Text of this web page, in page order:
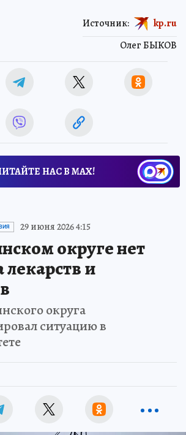
Олег БЫКОВ
Источник: kp.ru
НАС В МАХ!
29 июня 2026 4:15
округе нет
и
округа
ситуацию в